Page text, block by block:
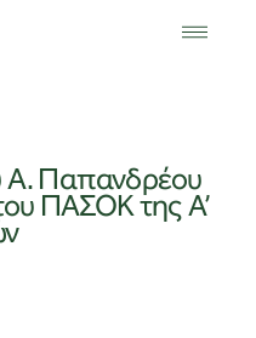
Α. Παπανδρέου
ΠΑΣΟΚ της Α’